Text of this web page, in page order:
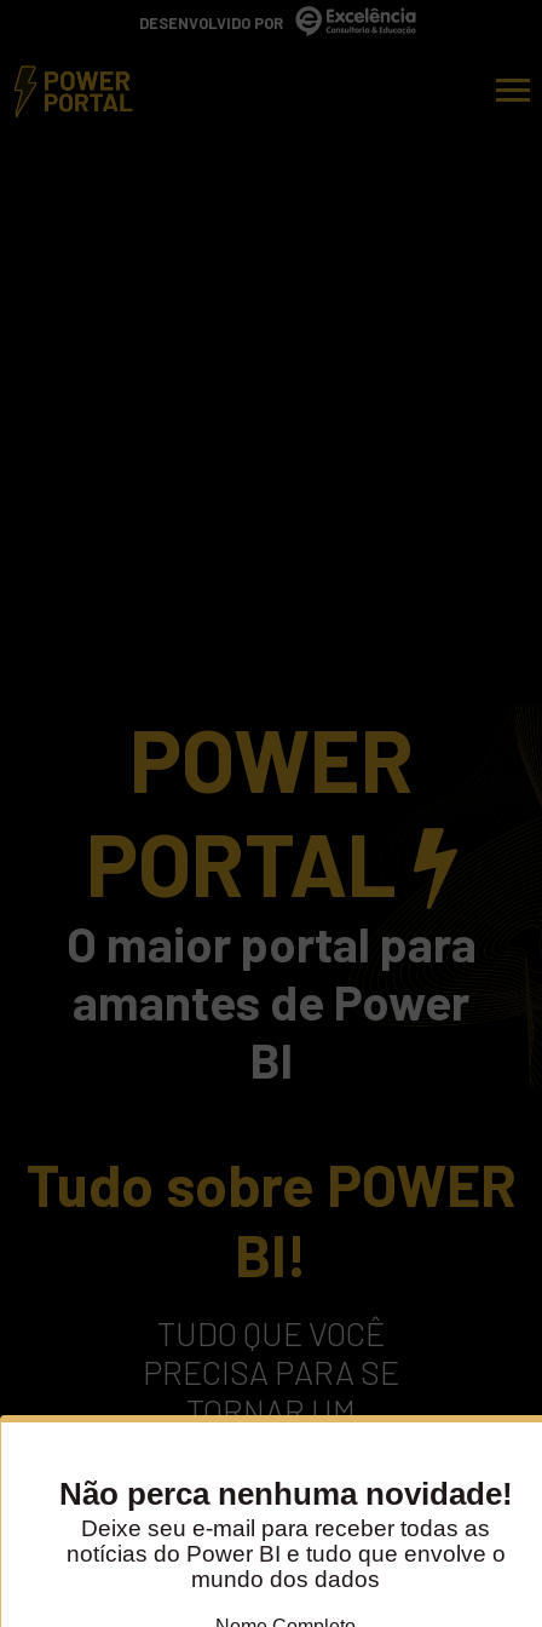
DESENVOLVIDO POR
POWER
PORTAL
O maior portal para
amantes de Power
BI
Tudo sobre POWER
BI!
TUDO QUE VOCÊ
PRECISA PARA SE
TORNAR UM
POWER BI EM UM
ÚNICO LUGAR!